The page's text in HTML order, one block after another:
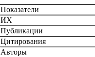
Показатели
ИХ
Публикации
Цитирования
Авторы